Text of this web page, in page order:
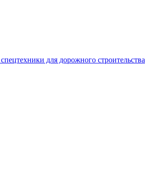
для дорожного строительства